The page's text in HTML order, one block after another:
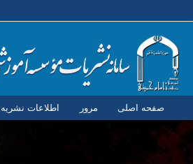
صفحه اصلی مرور اطلاعات نشریه